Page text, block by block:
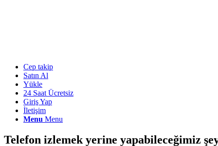
Cep takip
Satın Al
Yükle
24 Saat Ücretsiz
Giriş Yap
İletişim
Menu Menu
Telefon izlemek yerine yapabileceğimiz